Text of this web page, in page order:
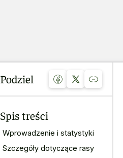
Podziel
Spis treści
Wprowadzenie i statystyki
Szczegóły dotyczące rasy